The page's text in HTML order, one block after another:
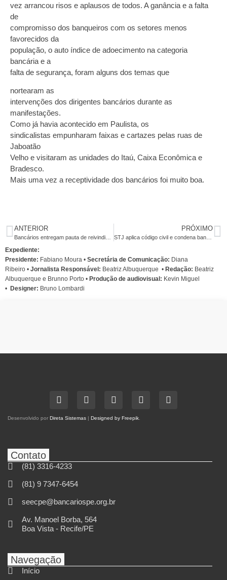
vez arrancou risos e aplausos de todos. A ganância e a falta
de
compromisso dos banqueiros com os setores menos
favorecidos da
população, o auto índice de adoecimento na categoria
bancária e a
falta de segurança, foram alguns dos temas que
nortearam as
intervenções dos dirigentes bancários durante as
manifestações.
Como já havia acontecido em Paulista, os
sindicalistas empunharam faixas e cartazes pelas ruas de
Jaboatão
Velho e visitaram as unidades do Itaú, Caixa Econômica e
Bradesco.
Mais uma vez a receptividade dos bancários foi muito boa.
ANTERIOR PRÓXIMO
STJ aplica código civil e condena bancos em ações sobre contas correntes
Expediente:
Presidente: Fabiano Moura • Secretária de Comunicação: Diana
Ribeiro • Jornalista Responsável: Beatriz Albuquerque • Redação: Beatriz
Albuquerque e Brunno Porto • Produção de audiovisual: Kevin Miguel
• Designer: Bruno Lombardi
Desenvolvido por Direta Sistemas | Designed by Freepik
Contato
(81) 3316-4233
(81) 9 7347-6454
seecpe@bancariospe.org.br
Av. Manoel Borba, 564
Boa Vista - Recife/PE
Navegação
Início